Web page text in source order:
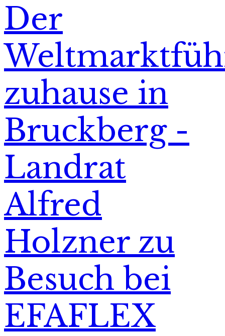
Der
zuhause in
Bruckberg -
Landrat
Alfred
Holzner zu
Besuch bei
EFAFLEX